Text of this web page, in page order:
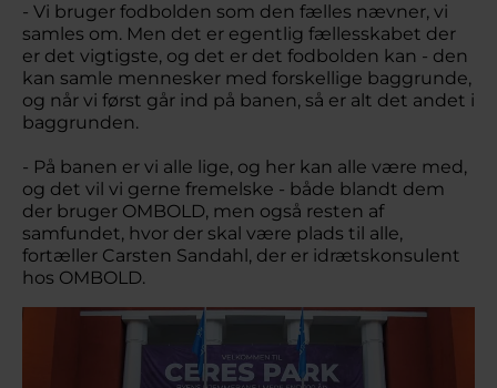
- Vi bruger fodbolden som den fælles nævner, vi
samles om. Men det er egentlig fællesskabet der
er det vigtigste, og det er det fodbolden kan - den
kan samle mennesker med forskellige baggrunde,
og når vi først går ind på banen, så er alt det andet i
baggrunden.
- På banen er vi alle lige, og her kan alle være med,
og det vil vi gerne fremelske - både blandt dem
der bruger OMBOLD, men også resten af
samfundet, hvor der skal være plads til alle,
fortæller Carsten Sandahl, der er idrætskonsulent
hos OMBOLD.